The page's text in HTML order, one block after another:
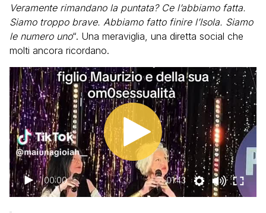
Veramente rimandano la puntata? Ce l’abbiamo fatta.
Siamo troppo brave. Abbiamo fatto finire l’Isola. Siamo
le numero uno“. Una meraviglia, una diretta social che
molti ancora ricordano.
00:00 01:43